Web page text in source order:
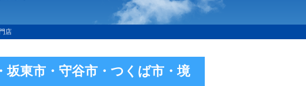
店
東市・守谷市・つくば市・境